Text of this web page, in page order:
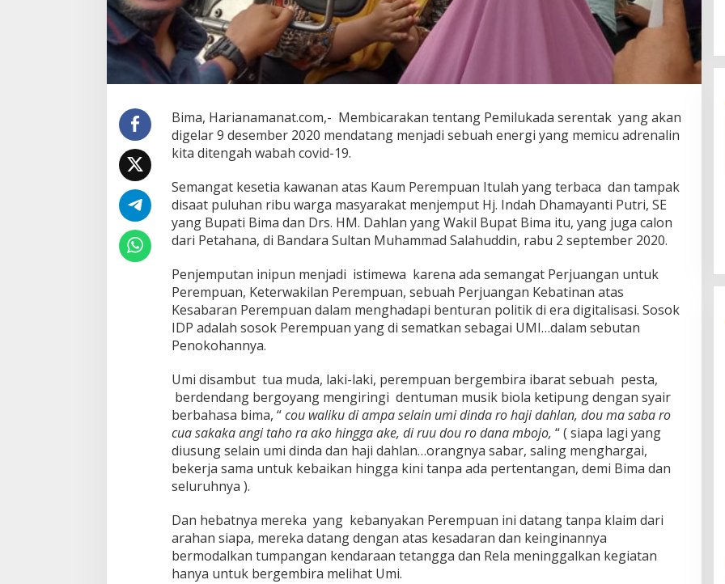
Bima, Harianamanat.com,- Membicarakan tentang Pemilukada serentak yang akan
digelar 9 desember 2020 mendatang menjadi sebuah energi yang memicu adrenalin
kita ditengah wabah covid-19.
Semangat kesetia kawanan atas Kaum Perempuan Itulah yang terbaca dan tampak
disaat puluhan ribu warga masyarakat menjemput Hj. Indah Dhamayanti Putri, SE
yang Bupati Bima dan Drs. HM. Dahlan yang Wakil Bupat Bima itu, yang juga calon
dari Petahana, di Bandara Sultan Muhammad Salahuddin, rabu 2 september 2020.
Penjemputan inipun menjadi istimewa karena ada semangat Perjuangan untuk
Perempuan, Keterwakilan Perempuan, sebuah Perjuangan Kebatinan atas
Kesabaran Perempuan dalam menghadapi benturan politik di era digitalisasi. Sosok
IDP adalah sosok Perempuan yang di sematkan sebagai UMI…dalam sebutan
Penokohannya.
Umi disambut tua muda, laki-laki, perempuan bergembira ibarat sebuah pesta,
berdendang bergoyang mengiringi dentuman musik biola ketipung dengan syair
berbahasa bima, “cou waliku di ampa selain umi dinda ro haji dahlan, dou ma saba ro
cua sakaka angi taho ra ako hingga ake, di ruu dou ro dana mbojo, “ ( siapa lagi yang
diusung selain umi dinda dan haji dahlan…orangnya sabar, saling menghargai,
bekerja sama untuk kebaikan hingga kini tanpa ada pertentangan, demi Bima dan
seluruhnya ).
Dan hebatnya mereka yang kebanyakan Perempuan ini datang tanpa klaim dari
arahan siapa, mereka datang dengan atas kesadaran dan keinginannya
bermodalkan tumpangan kendaraan tetangga dan Rela meninggalkan kegiatan
hanya untuk bergembira melihat Umi.
Gubernur Miq Iqbal Paparkan
Capaian Ekonomi Tangguh
Makmur Mendunia saat LKPJ
Di Daerah, Politik | Maret 31, 2026